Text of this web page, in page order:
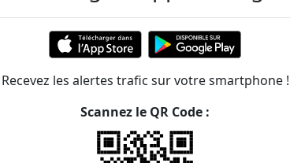
296m
300m
373m
Recevez les alertes trafic sur votre smartphone !
Scannez le QR Code :